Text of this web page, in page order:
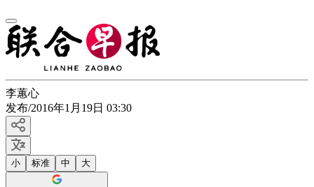
李蕙心
发布/2016年1月19日 03:30
小 标准 中 大